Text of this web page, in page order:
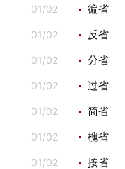
01/02 徧省
01/02 反省
01/02 分省
01/02 过省
01/02 简省
01/02 槐省
01/02 按省